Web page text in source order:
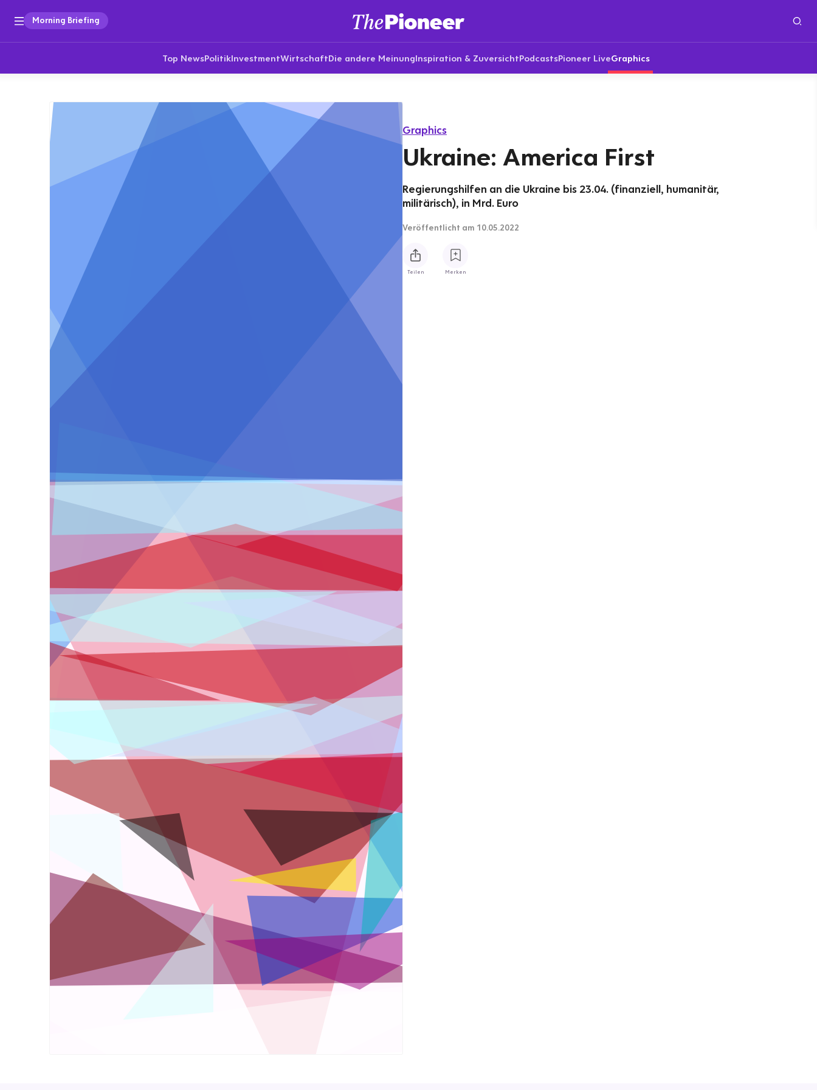
Morning Briefing
Top NewsPolitikInvestmentWirtschaftDie andere MeinungInspiration & ZuversichtPodcastsPioneer LiveGraphics
Graphics
Ukraine: America First
Regierungshilfen an die Ukraine bis 23.04. (finanziell, humanitär,
militärisch), in Mrd. Euro
Veröffentlicht am 10.05.2022
Teilen Merken